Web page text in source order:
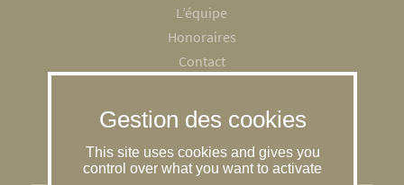
L’équipe
Honoraires
Contact
Mentions légales
RGPD
Gestion des cookies
This site uses cookies and gives you
control over what you want to activate